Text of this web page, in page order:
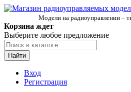
Модели на радиоуправлении –
Корзина ждет
Выберите любое предложение
Найти
Вход
Регистрация